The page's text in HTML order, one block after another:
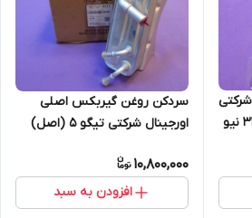
تیگو 5 ایکس 33 ایکس 33 نیو
سردکن روغن گیربکس اصلی
اورجینال شرکتی تیگو 5 (اصل)
10,800,000
افزودن به سبد